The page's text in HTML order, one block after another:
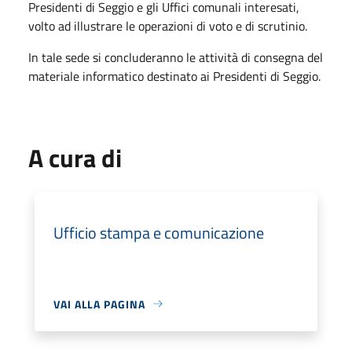
Presidenti di Seggio e gli Uffici comunali interesati,
volto ad illustrare le operazioni di voto e di scrutinio.
In tale sede si concluderanno le attività di consegna del
materiale informatico destinato ai Presidenti di Seggio.
A cura di
Ufficio stampa e comunicazione
VAI ALLA PAGINA